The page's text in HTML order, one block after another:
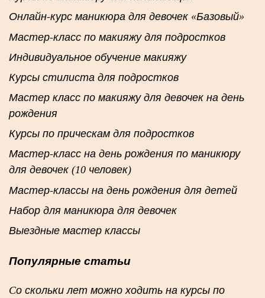
Онлайн-курс маникюра для девочек «Базовый»
Мастер-класс по макияжу для подростков
Индивидуальное обучение макияжу
Курсы стилиста для подростков
Мастер класс по макияжу для девочек на день
рождения
Курсы по прическам для подростков
Мастер-класс на день рождения по маникюру
для девочек (10 человек)
Мастер-классы на день рождения для детей
Набор для маникюра для девочек
Выездные мастер классы
Популярные статьи
Cо скольки лет можно ходить на курсы по